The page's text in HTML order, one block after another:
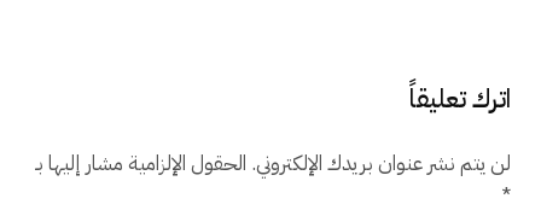
اترك تعليقاً
لن يتم نشر عنوان بريدك الإلكتروني. الحقول الإلزامية مشار إليها بـ
*